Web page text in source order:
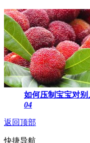
如何压制宝宝对别
04
返回顶部
快捷导航